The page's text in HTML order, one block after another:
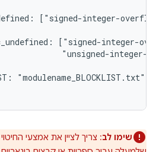
["signed-integer-
["signed-integer-
"unsigned-integer-
"modulename_BLOCKLIST.txt",
שימו לב: צריך לציין את אמצעי